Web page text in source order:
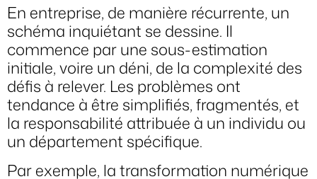
En entreprise, de manière récurrente, un
schéma inquiétant se dessine. Il
commence par une sous-estimation
initiale, voire un déni, de la complexité des
défis à relever. Les problèmes ont
tendance à être simplifiés, fragmentés, et
la responsabilité attribuée à un individu ou
un département spécifique.
Par exemple, la transformation numérique